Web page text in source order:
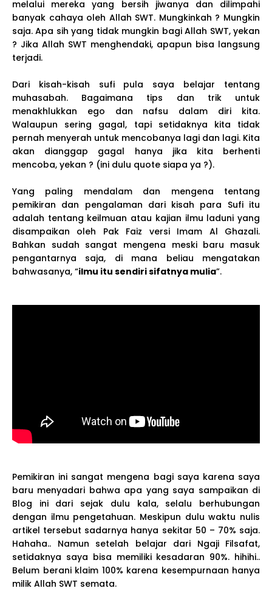
melalui mereka yang bersih jiwanya dan dilimpahi
banyak cahaya oleh Allah SWT. Mungkinkah ? Mungkin
saja. Apa sih yang tidak mungkin bagi Allah SWT, yekan
? Jika Allah SWT menghendaki, apapun bisa langsung
terjadi.
Dari kisah-kisah sufi pula saya belajar tentang
muhasabah. Bagaimana tips dan trik untuk
menakhlukkan ego dan nafsu dalam diri kita.
Walaupun sering gagal, tapi setidaknya kita tidak
pernah menyerah untuk mencobanya lagi dan lagi. Kita
akan dianggap gagal hanya jika kita berhenti
mencoba, yekan ? (ini dulu quote siapa ya ?).
Yang paling mendalam dan mengena tentang
pemikiran dan pengalaman dari kisah para Sufi itu
adalah tentang keilmuan atau kajian ilmu laduni yang
disampaikan oleh Pak Faiz versi Imam Al Ghazali.
Bahkan sudah sangat mengena meski baru masuk
pengantarnya saja, di mana beliau mengatakan
bahwasanya, “ilmu itu sendiri sifatnya mulia”.
Pemikiran ini sangat mengena bagi saya karena saya
baru menyadari bahwa apa yang saya sampaikan di
Blog ini dari sejak dulu kala, selalu berhubungan
dengan ilmu pengetahuan. Meskipun dulu waktu nulis
artikel tersebut sadarnya hanya sekitar 50 – 70% saja.
Hahaha.. Namun setelah belajar dari Ngaji Filsafat,
setidaknya saya bisa memiliki kesadaran 90%. hihihi..
Belum berani klaim 100% karena kesempurnaan hanya
milik Allah SWT semata.